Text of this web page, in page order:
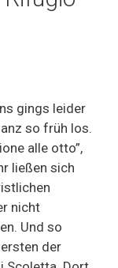
gings leider
so früh los.
alle otto”,
ließen sich
nicht
Und so
der